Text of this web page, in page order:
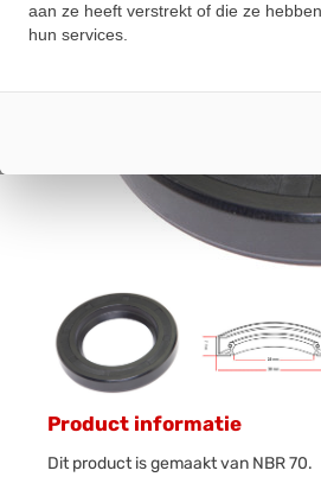
aan ze heeft verstrekt of die ze
hun services.
Product informatie
Dit product is gemaakt van NBR 70.